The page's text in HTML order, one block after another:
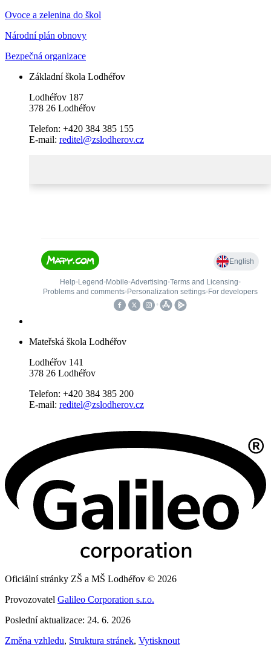
Ovoce a zelenina do škol
Národní plán obnovy
Bezpečná organizace
Základní škola Lodhéřov
Lodhéřov 187
378 26 Lodhéřov
Telefon: +420 384 385 155
E-mail: reditel@zslodherov.cz
Mateřská škola Lodhéřov
Lodhéřov 141
378 26 Lodhéřov
Telefon: +420 384 385 200
E-mail: reditel@zslodherov.cz
Oficiální stránky ZŠ a MŠ Lodhéřov © 2026
Provozovatel Galileo Corporation s.r.o.
Poslední aktualizace: 24. 6. 2026
Změna vzhledu, Struktura stránek, Vytisknout